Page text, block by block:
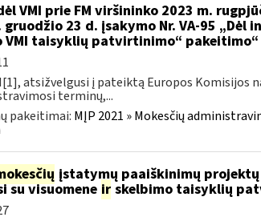
VMI prie FM viršininko 2023 m.
23 d. įsakymo Nr. VA-95
taisyklių patvirtinimo“ pakeitimo“
atsižvelgusi į pateiktą Europos Komisijos
terminų,...
pakeitimai: MĮP 2021 » Mokesčių
įstatymų paaiškinimų
su visuomene irskelbimo taisyklių